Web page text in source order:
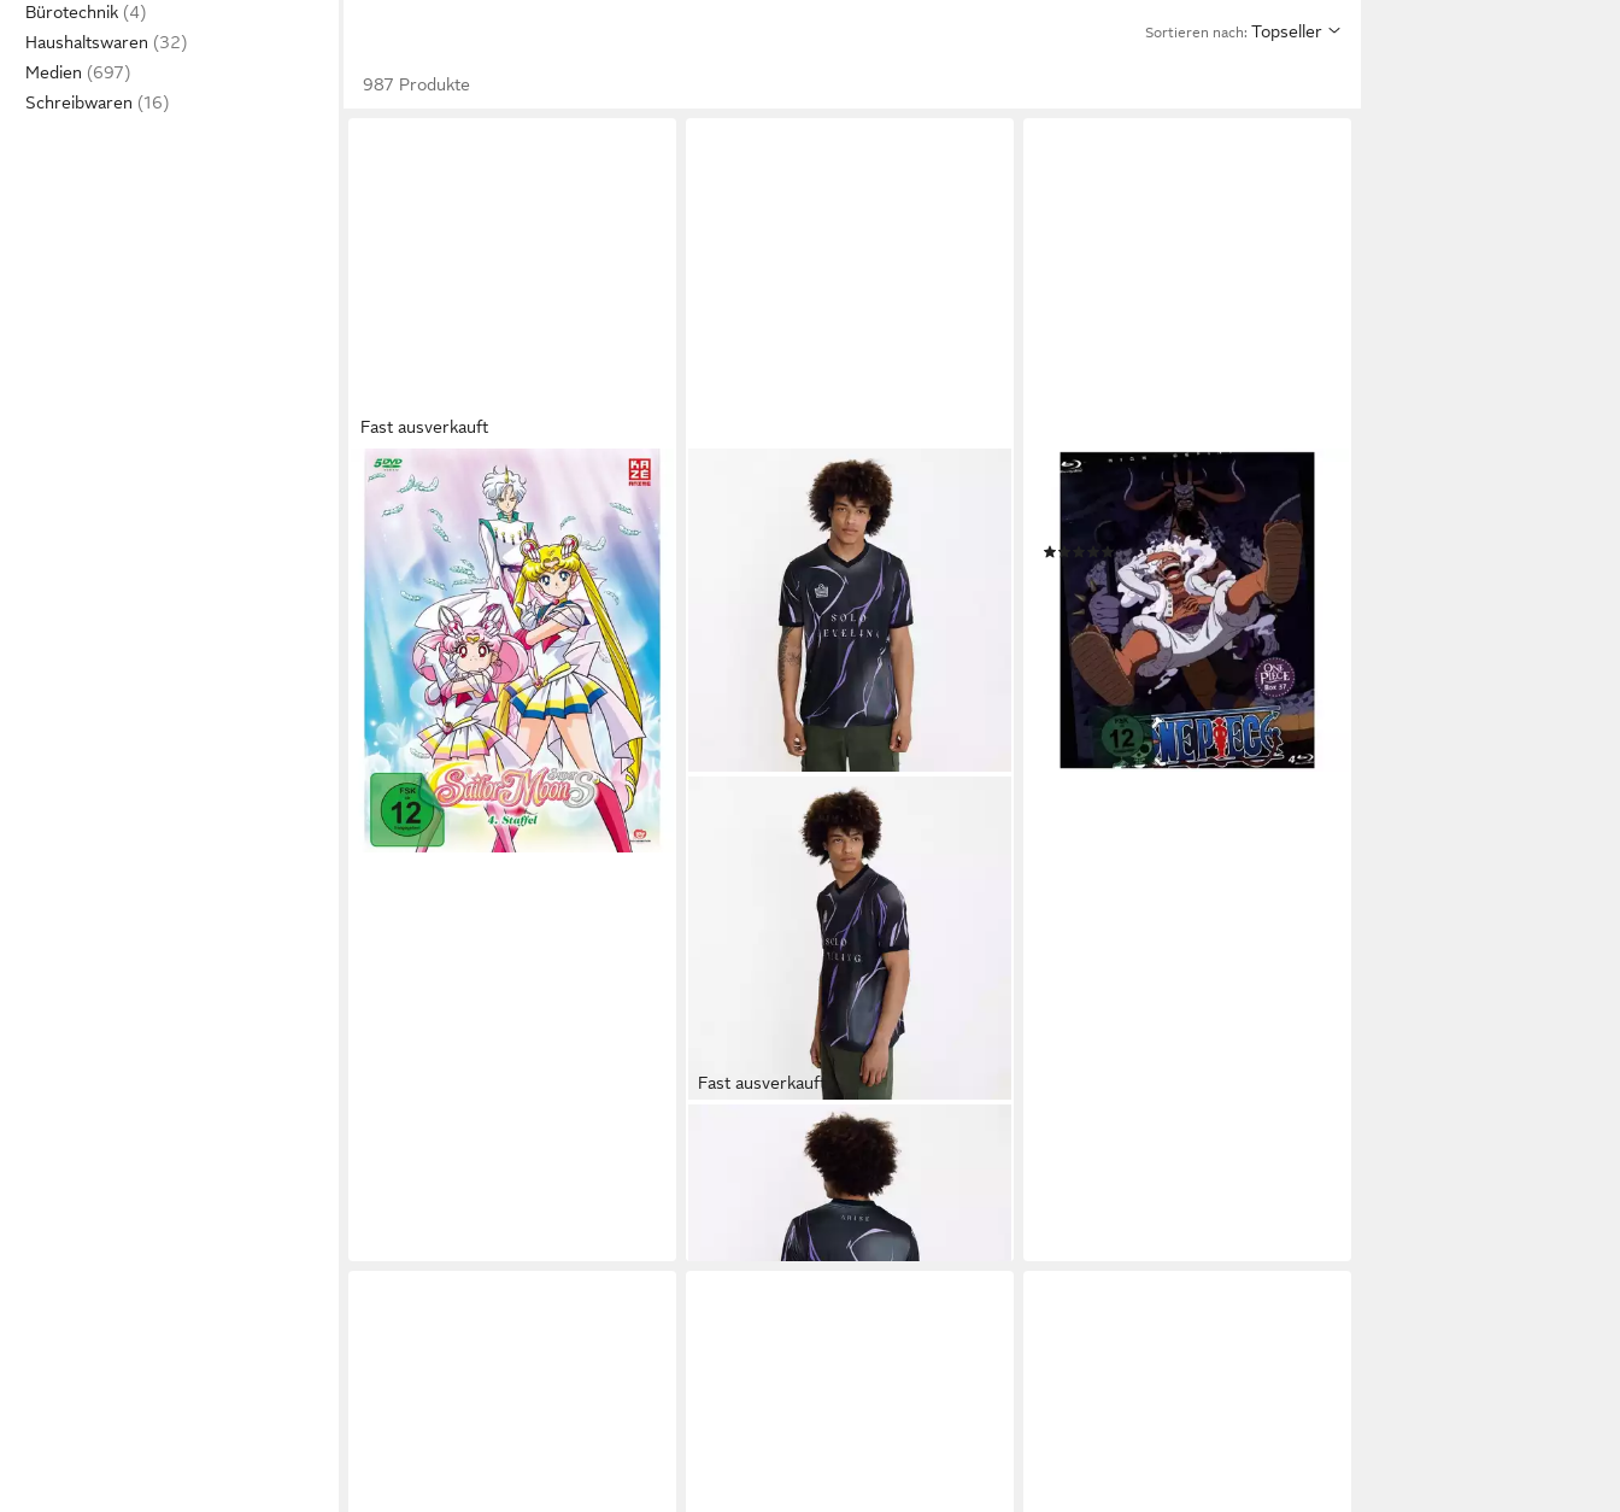
Bürotechnik
Haushaltswaren
Medien
Schreibwaren
Sortieren nach: Topseller
987 Produkte
Fast ausverkauft
CRUNCHYROLL
DVD Sailor Moon Staffel 4 (Sailor
Moon Super S)
79,49 €
lieferbar - in 5-6 Werktagen bei dir
Fast ausverkauft
CRUNCHYROLL
Fußballtrikot Fußballtrikot - Soccer
Jersey - Solo Leveling (1-tlg)
lieferbar - in 3-4 Werktagen bei dir
CRUNCHYROLL
Blu-ray One Piece - TV Serie - Vol.37
- [Blu-ray]
(1)
ab 67,36 €
lieferbar - in 2-3 Werktagen bei dir